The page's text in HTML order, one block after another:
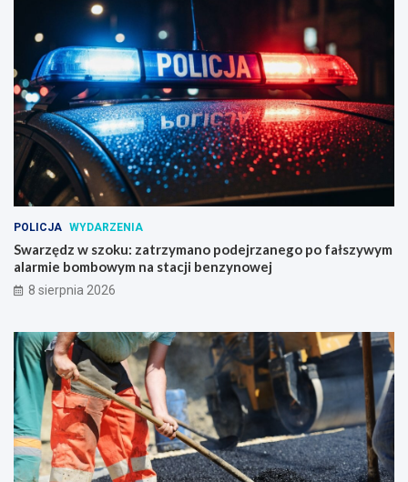
POLICJA WYDARZENIA
Swarzędz w szoku: zatrzymano podejrzanego po fałszywym
alarmie bombowym na stacji benzynowej
8 sierpnia 2026